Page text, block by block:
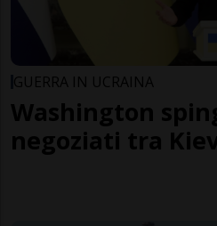
GUERRA IN UCRAINA
Washington
negoziati tra